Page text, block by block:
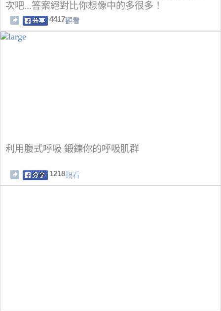
次吧...答案絕對比你想像中的多很多！
4417觀看
利用腹式呼吸 鍛鍊你的呼吸肌群
1218觀看